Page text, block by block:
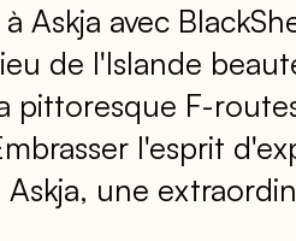
Askja avec
de l'Islande
pittoresque F-
l'esprit
une